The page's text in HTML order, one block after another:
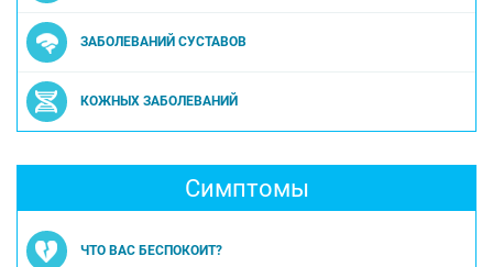
ЗАБОЛЕВАНИЙ СУСТАВОВ
КОЖНЫХ ЗАБОЛЕВАНИЙ
Симптомы
ЧТО ВАС БЕСПОКОИТ?